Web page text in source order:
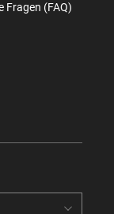
Fragen (FAQ)